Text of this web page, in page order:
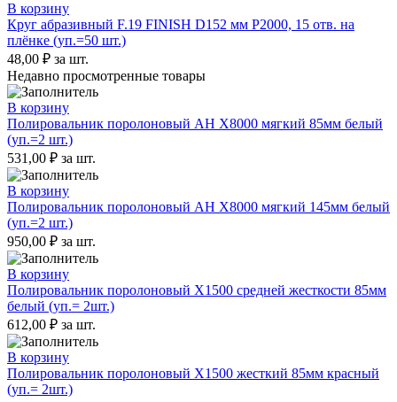
В корзину
Круг абразивный F.19 FINISH D152 мм P2000, 15 отв. на
плёнке (уп.=50 шт.)
48,00 ₽ за шт.
Недавно просмотренные товары
В корзину
Полировальник поролоновый AH X8000 мягкий 85мм белый
(уп.=2 шт.)
531,00 ₽ за шт.
В корзину
Полировальник поролоновый AH X8000 мягкий 145мм белый
(уп.=2 шт.)
950,00 ₽ за шт.
В корзину
Полировальник поролоновый X1500 средней жесткости 85мм
белый (уп.= 2шт.)
612,00 ₽ за шт.
В корзину
Полировальник поролоновый X1500 жесткий 85мм красный
(уп.= 2шт.)